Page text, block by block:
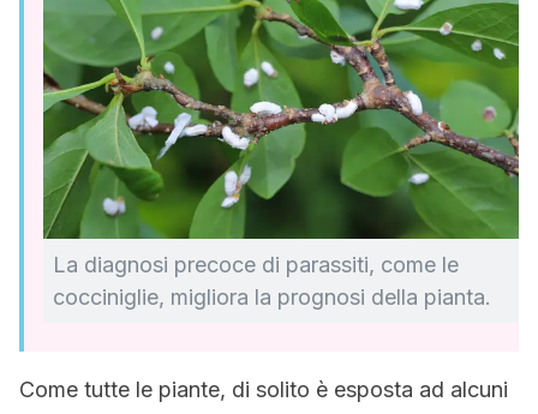
La diagnosi precoce di parassiti, come le
cocciniglie, migliora la prognosi della pianta.
Come tutte le piante, di solito è esposta ad alcuni